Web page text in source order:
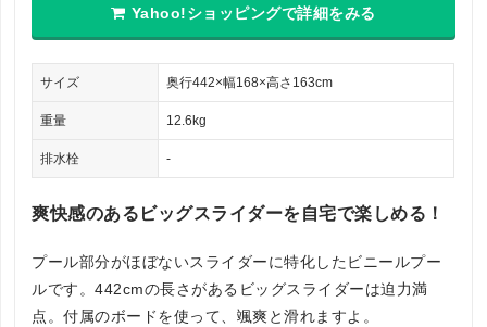
Yahoo!ショッピングで詳細をみる
サイズ 奥行442×幅168×高さ163cm
重量 12.6kg
排水栓 -
爽快感のあるビッグスライダーを自宅で楽しめる！
プール部分がほぼないスライダーに特化したビニールプー
ルです。442cmの長さがあるビッグスライダーは迫力満
点。付属のボードを使って、颯爽と滑れますよ。